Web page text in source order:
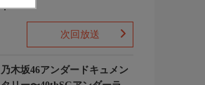
ト
次回放送
乃木坂46アンダードキュメン